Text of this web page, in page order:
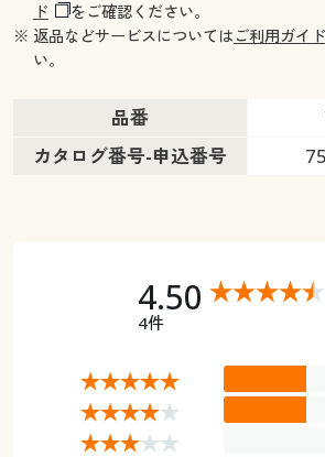
ド
をご確認ください。
※ 返品などサービスについてはご利用ガイド
い。
品番
カタログ番号-申込番号
4.50
4件